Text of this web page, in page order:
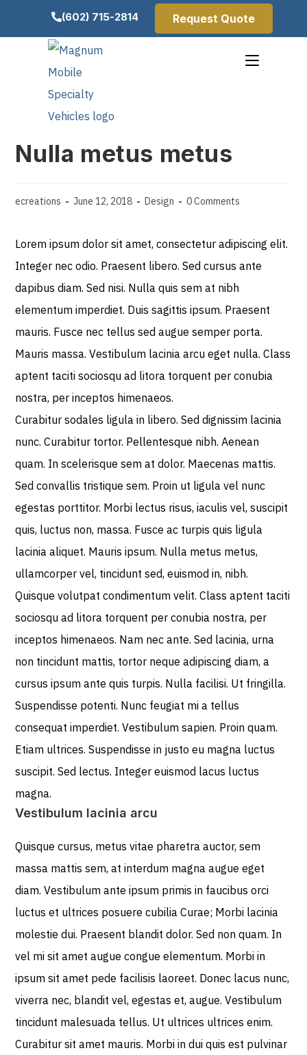
(602) 715-2814 Request Quote
Nulla metus metus
ecreations June 12, 2018 Design 0 Comments
Lorem ipsum dolor sit amet, consectetur adipiscing elit.
Integer nec odio. Praesent libero. Sed cursus ante
dapibus diam. Sed nisi. Nulla quis sem at nibh
elementum imperdiet. Duis sagittis ipsum. Praesent
mauris. Fusce nec tellus sed augue semper porta.
Mauris massa. Vestibulum lacinia arcu eget nulla. Class
aptent taciti sociosqu ad litora torquent per conubia
nostra, per inceptos himenaeos.
Curabitur sodales ligula in libero. Sed dignissim lacinia
nunc. Curabitur tortor. Pellentesque nibh. Aenean
quam. In scelerisque sem at dolor. Maecenas mattis.
Sed convallis tristique sem. Proin ut ligula vel nunc
egestas porttitor. Morbi lectus risus, iaculis vel, suscipit
quis, luctus non, massa. Fusce ac turpis quis ligula
lacinia aliquet. Mauris ipsum. Nulla metus metus,
ullamcorper vel, tincidunt sed, euismod in, nibh.
Quisque volutpat condimentum velit. Class aptent taciti
sociosqu ad litora torquent per conubia nostra, per
inceptos himenaeos. Nam nec ante. Sed lacinia, urna
non tincidunt mattis, tortor neque adipiscing diam, a
cursus ipsum ante quis turpis. Nulla facilisi. Ut fringilla.
Suspendisse potenti. Nunc feugiat mi a tellus
consequat imperdiet. Vestibulum sapien. Proin quam.
Etiam ultrices. Suspendisse in justo eu magna luctus
suscipit. Sed lectus. Integer euismod lacus luctus
magna.
Vestibulum lacinia arcu
Quisque cursus, metus vitae pharetra auctor, sem
massa mattis sem, at interdum magna augue eget
diam. Vestibulum ante ipsum primis in faucibus orci
luctus et ultrices posuere cubilia Curae; Morbi lacinia
molestie dui. Praesent blandit dolor. Sed non quam. In
vel mi sit amet augue congue elementum. Morbi in
ipsum sit amet pede facilisis laoreet. Donec lacus nunc,
viverra nec, blandit vel, egestas et, augue. Vestibulum
tincidunt malesuada tellus. Ut ultrices ultrices enim.
Curabitur sit amet mauris. Morbi in dui quis est pulvinar